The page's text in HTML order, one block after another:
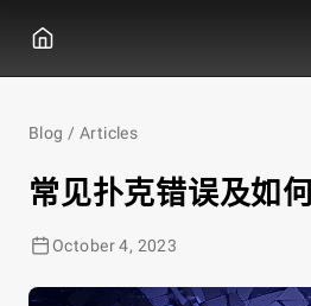
Blog / Articles
常见扑克错误及如
October 4, 2023